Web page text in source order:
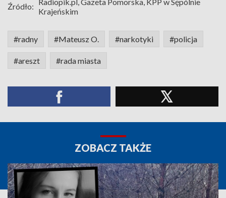
Źródło: Krajeńskim
#radny #Mateusz O. #narkotyki #policja
#areszt #rada miasta
ZOBACZ TAKŻE